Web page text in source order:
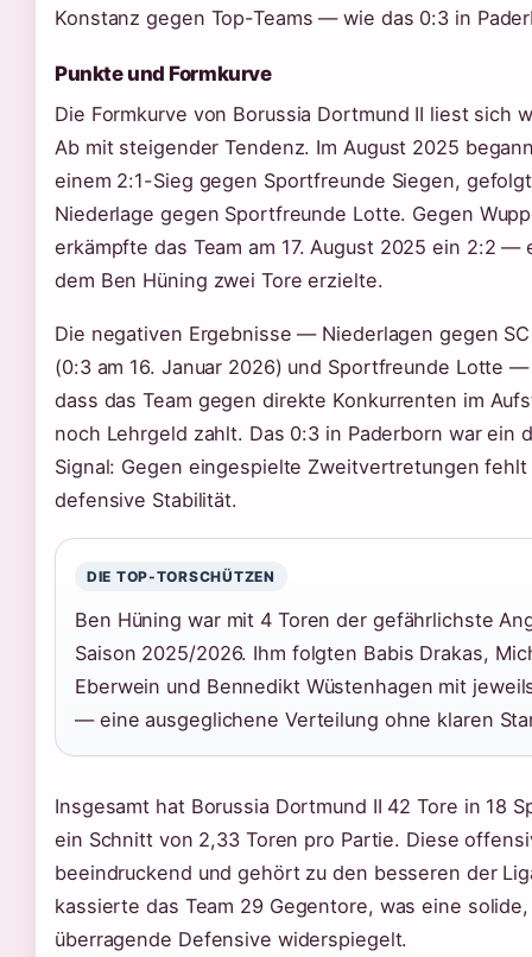
Konstanz gegen Top-Teams — wie das 0:3 in
Punkte und Formkurve
Die Formkurve von Borussia Dortmund II liest sich
Ab mit steigender Tendenz. Im August 2025
einem 2:1-Sieg gegen Sportfreunde Siegen,
Niederlage gegen Sportfreunde Lotte. Gegen
erkämpfte das Team am 17. August 2025 ein 2:2 —
dem Ben Hüning zwei Tore erzielte.
Die negativen Ergebnisse — Niederlagen gegen
(0:3 am 16. Januar 2026) und Sportfreunde Lotte
dass das Team gegen direkte Konkurrenten im
noch Lehrgeld zahlt. Das 0:3 in Paderborn war ein
Signal: Gegen eingespielte Zweitvertretungen fehlt
defensive Stabilität.
DIE TOP-TORSCHÜTZEN
Ben Hüning war mit 4 Toren der gefährlichste
Saison 2025/2026. Ihm folgten Babis Drakas,
Eberwein und Bennedikt Wüstenhagen mit
— eine ausgeglichene Verteilung ohne klaren
Insgesamt hat Borussia Dortmund II 42 Tore in 18
ein Schnitt von 2,33 Toren pro Partie. Diese
beeindruckend und gehört zu den besseren der
kassierte das Team 29 Gegentore, was eine
überragende Defensive widerspiegelt.